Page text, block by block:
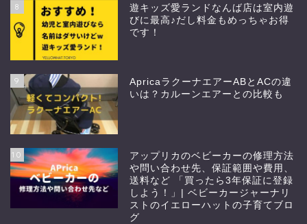
8
遊キッズ愛ランドなんば店は室内遊
びに最高♪だし料金もめっちゃお得
です！
9
ApricaラクーナエアーABとACの違
いは？カルーンエアーとの比較も
10
アップリカのベビーカーの修理方法
や問い合わせ先、保証範囲や費用、
送料など 「買ったら3年保証に登録
しよう！」| ベビーカージャーナリ
ストのイエローハットの子育てブロ
グ